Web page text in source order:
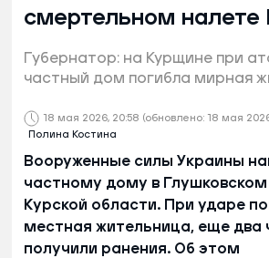
18 мая 2026, 20:58 (обновлено: 18 мая
Полина Костина
смертельном налете
Губернатор: на Курщине при
частный дом погибла мирная
Вооруженные силы Украины
частному дому в
Курской области. При ударе
местная жительница, еще два
получили ранения. Об этом